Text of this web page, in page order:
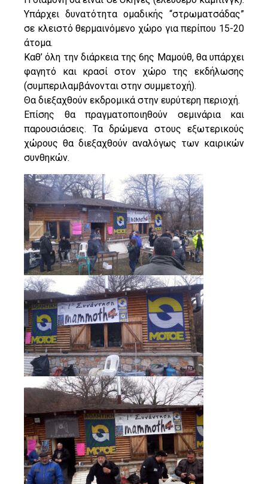
Υπάρχει δυνατότητα ομαδικής “στρωματσάδας”
σε κλειστό θερμαινόμενο χώρο για περίπου 15-20
άτομα.
Καθ’ όλη την διάρκεια της 6ης Μαμούθ, θα υπάρχει
φαγητό και κρασί στον χώρο της εκδήλωσης
(συμπεριλαμβάνονται στην συμμετοχή).
Θα διεξαχθούν εκδρομικά στην ευρύτερη περιοχή.
Επίσης θα πραγματοποιηθούν σεμινάρια και
παρουσιάσεις. Τα δρώμενα στους εξωτερικούς
χώρους θα διεξαχθούν αναλόγως των καιρικών
συνθηκών.